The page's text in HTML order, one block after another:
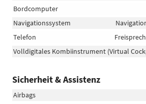
Bordcomputer
Navigationssystem
Telefon
Volldigitales Kombiinstrument (Virtual
Sicherheit & Assistenz
Airbags